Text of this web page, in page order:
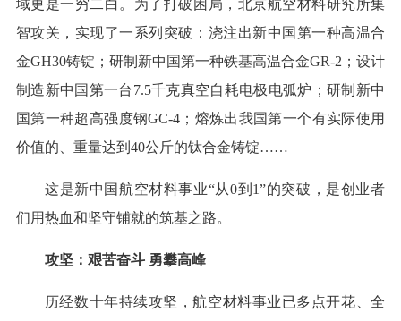
域更是一穷二白。为了打破困局，北京航空材料研究所集
智攻关，实现了一系列突破：浇注出新中国第一种高温合
金GH30铸锭；研制新中国第一种铁基高温合金GR-2；设计
制造新中国第一台7.5千克真空自耗电极电弧炉；研制新中
国第一种超高强度钢GC-4；熔炼出我国第一个有实际使用
价值的、重量达到40公斤的钛合金铸锭……
这是新中国航空材料事业“从0到1”的突破，是创业者
们用热血和坚守铺就的筑基之路。
攻坚：艰苦奋斗 勇攀高峰
历经数十年持续攻坚，航空材料事业已多点开花、全